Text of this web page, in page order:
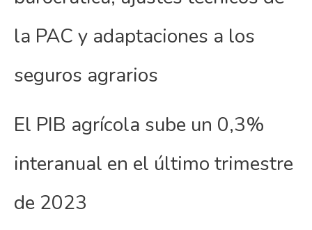
la PAC y adaptaciones a los
seguros agrarios
El PIB agrícola sube un 0,3%
interanual en el último trimestre
de 2023